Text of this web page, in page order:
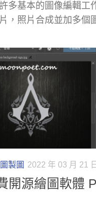
多基本的圖像編輯工
，照片合成並加多個
製圖 2022 年 03 月 21 日
開源繪圖軟體